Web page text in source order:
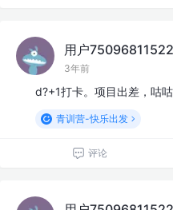
用户
3年前
d?+1打卡。项目出差，咕
青训营-快乐出发
评论